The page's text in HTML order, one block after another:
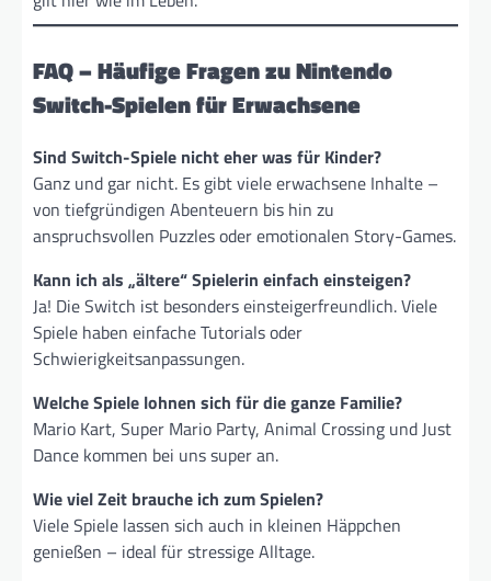
FAQ – Häufige Fragen zu Nintendo
Switch-Spielen für Erwachsene
Sind Switch-Spiele nicht eher was für Kinder?
Ganz und gar nicht. Es gibt viele erwachsene Inhalte –
von tiefgründigen Abenteuern bis hin zu
anspruchsvollen Puzzles oder emotionalen Story-Games.
Kann ich als „ältere“ Spielerin einfach einsteigen?
Ja! Die Switch ist besonders einsteigerfreundlich. Viele
Spiele haben einfache Tutorials oder
Schwierigkeitsanpassungen.
Welche Spiele lohnen sich für die ganze Familie?
Mario Kart, Super Mario Party, Animal Crossing und Just
Dance kommen bei uns super an.
Wie viel Zeit brauche ich zum Spielen?
Viele Spiele lassen sich auch in kleinen Häppchen
genießen – ideal für stressige Alltage.